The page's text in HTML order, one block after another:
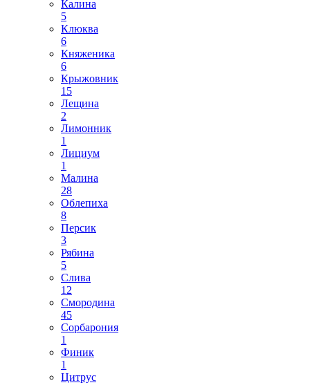
Калина
5
Клюква
6
Княженика
6
Крыжовник
15
Лещина
2
Лимонник
1
Лициум
1
Малина
28
Облепиха
8
Персик
3
Рябина
5
Слива
12
Смородина
45
Сорбарония
1
Финик
1
Цитрус